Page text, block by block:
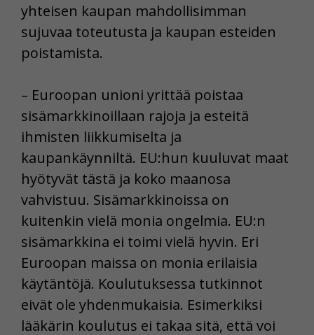
yhteisen kaupan mahdollisimman
sujuvaa toteutusta ja kaupan esteiden
poistamista.
– Euroopan unioni yrittää poistaa
sisämarkkinoillaan rajoja ja esteitä
ihmisten liikkumiselta ja
kaupankäynniltä. EU:hun kuuluvat maat
hyötyvät tästä ja koko maanosa
vahvistuu. Sisämarkkinoissa on
kuitenkin vielä monia ongelmia. EU:n
sisämarkkina ei toimi vielä hyvin. Eri
Euroopan maissa on monia erilaisia
käytäntöjä. Koulutuksessa tutkinnot
eivät ole yhdenmukaisia. Esimerkiksi
lääkärin koulutus ei takaa sitä, että voi